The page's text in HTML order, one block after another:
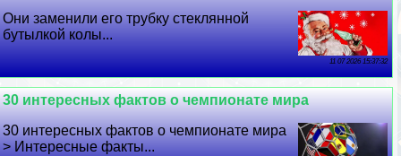
Они заменили его трубку стеклянной
бутылкой колы...
11 07 2026 15:37:32
30 интересных фактов о чемпионате мира
30 интересных фактов о чемпионате мира
> Интересные факты...